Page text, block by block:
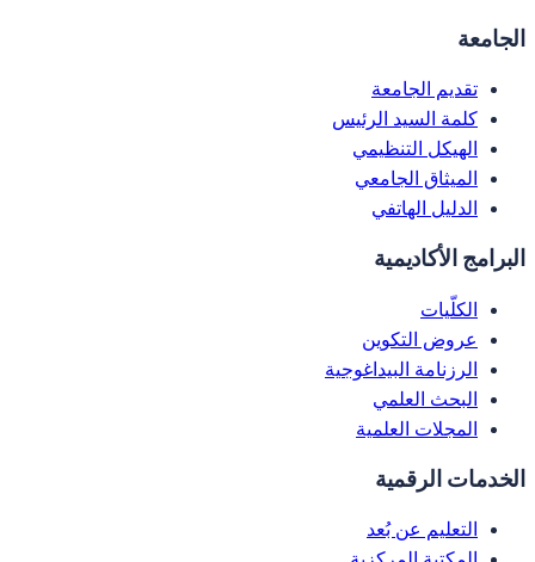
الجامعة
تقديم الجامعة
كلمة السيد الرئيس
الهيكل التنظيمي
الميثاق الجامعي
الدليل الهاتفي
البرامج الأكاديمية
الكلّيات
عروض التكوين
الرزنامة البيداغوجية
البحث العلمي
المجلات العلمية
الخدمات الرقمية
التعليم عن بُعد